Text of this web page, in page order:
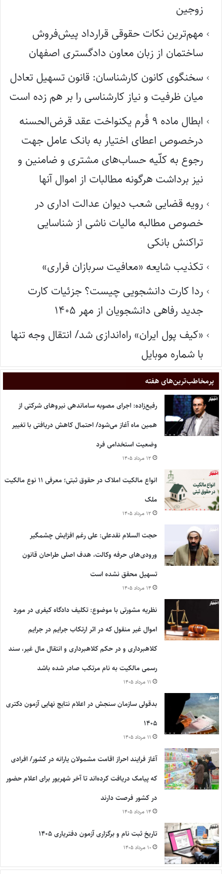
زوجین
مهم‌ترین نکات حقوقی قرارداد پیش‌فروش
ساختمان از زبان معاون دادگستری اصفهان
سخنگوی کانون کارشناسان: قانون تسهیل تعادل
میان ظرفیت و نیاز کارشناسی را بر هم زده است
ابطال ماده ۹ فُرم یکنواخت عقد قرض‌الحسنه
درخصوص اعطای اختیار به بانک عامل جهت
رجوع به کلّیه حساب‌های مشتری و ضامنین و
نیز برداشت هرگونه مطالبات از اموال آنها
رویه قضایی شعب دیوان عدالت اداری در
خصوص مطالبه مالیات ناشی از شناسایی
تراکنش بانکی
تکذیب شایعه «معافیت سربازان فراری»
ردا کارت دانشجویی چیست؟ جزئیات کارت
جدید رفاهی دانشجویان از مهر ۱۴۰۵
«کیف پول ایران» راه‌اندازی شد/ انتقال وجه تنها
با شماره موبایل
پر‌مخاطب‌ترین‌های هفته
رفیع‌زاده: اجرای مصوبه ساماندهی نیروهای شرکتی از
همین ماه آغاز می‌شود/ احتمال کاهش دریافتی با تغییر
وضعیت استخدامی فرد
۱۲ مرداد ۱۴۰۵
انواع مالکیت املاک در حقوق ثبتی؛ معرفی ۱۱ نوع مالکیت
ملک
۱۲ مرداد ۱۴۰۵
حجت السلام نقدعلی: علی رغم افزایش چشمگیر
ورودی‌های حرفه وکالت، هدف اصلی طراحان قانون
تسهیل محقق نشده است
۱۴ مرداد ۱۴۰۵
نظریه مشورتی با موضوع: تکلیف دادگاه کیفری در مورد
اموال غیر منقول که در اثر ارتکاب جرایم در جرایم
کلاهبرداری و در حکم کلاهبرداری و انتقال مال غیر، سند
رسمی مالکیت به نام مرتکب صادر شده باشد
۱۱ مرداد ۱۴۰۵
بدقولی سازمان سنجش در اعلام نتایج نهایی آزمون دکتری
۱۴۰۵
۱۱ مرداد ۱۴۰۵
آغاز فرایند احراز اقامت مشمولان یارانه در کشور/ افرادی
که پیامک دریافت کرده‌اند تا آخر شهریور برای اعلام حضور
در کشور فرصت دارند
۱۴ مرداد ۱۴۰۵
تاریخ ثبت نام و برگزاری آزمون دفتریاری ۱۴۰۵
۱۰ مرداد ۱۴۰۵